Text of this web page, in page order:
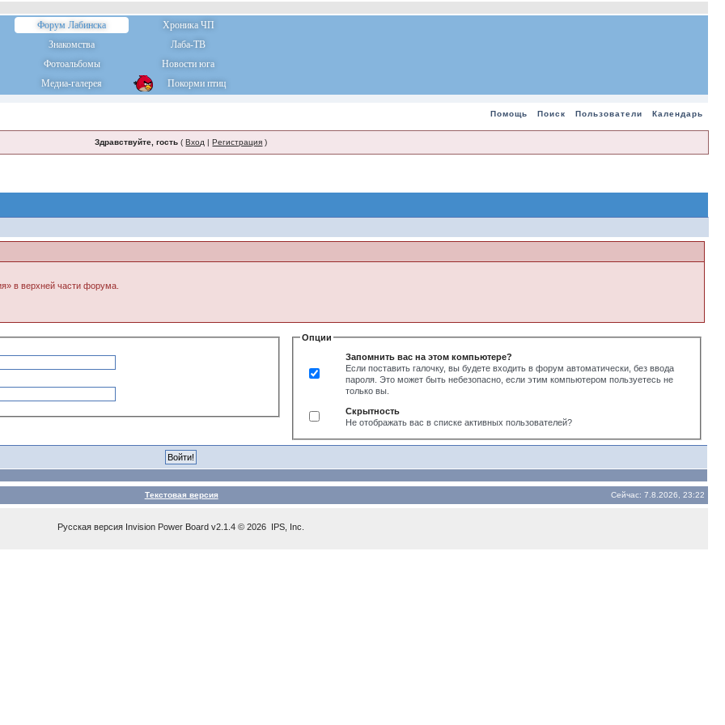
Форум Лабинска
Хроника ЧП
Знакомства
Лаба-ТВ
Фотоальбомы
Новости юга
Медиа-галерея Покорми птиц
Помощь Поиск Пользователи Календарь
Здравствуйте, гость (Вход |Регистрация )
в верхней части форума.
Опции
Запомнить вас на этом компьютере?
Если поставить галочку, вы будете входить в форум автоматически, без ввода
пароля. Это может быть небезопасно, если этим компьютером пользуетесь не
только вы.
Скрытность
Не отображать вас в списке активных пользователей?
Текстовая версия Сейчас: 7.8.2026, 23:22
Русская версия Invision Power Board v2.1.4 © 2026 IPS, Inc.